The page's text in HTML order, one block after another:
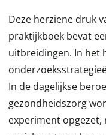
Deze herziene druk
praktijkboek bevat
uitbreidingen. In het
In de dagelijkse
gezondheidszorg
experiment opgezet,